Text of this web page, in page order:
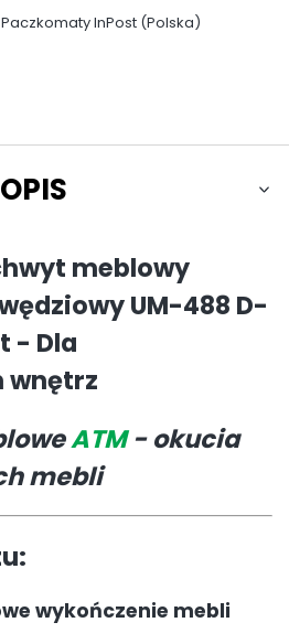
InPost (Polska)
OPIS
meblowy
UM-488 D-
- Dla
wnętrz
ATM- okucia
mebli
wykończenie mebli